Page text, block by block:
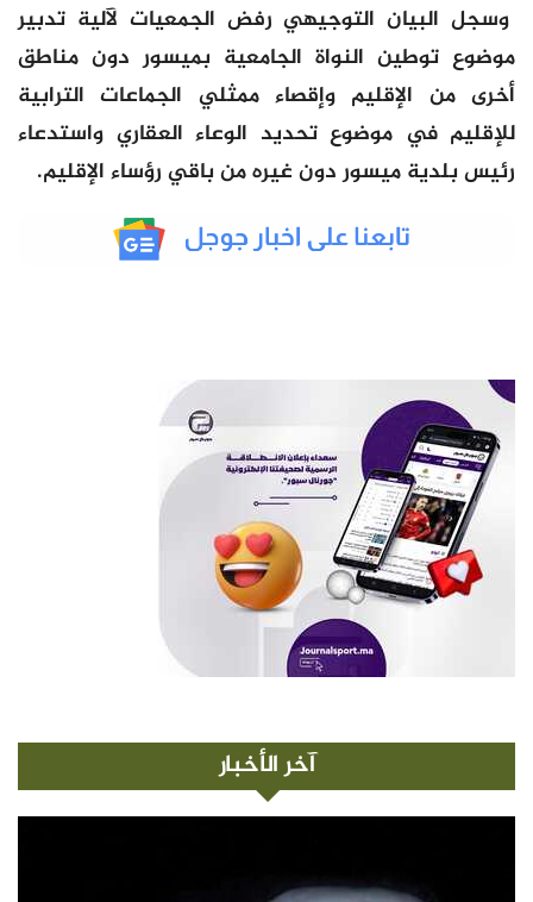
وسجل البيان التوجيهي رفض الجمعيات لآلية تدبير
موضوع توطين النواة الجامعية بميسور دون مناطق
أخرى من الإقليم وإقصاء ممثلي الجماعات الترابية
للإقليم في موضوع تحديد الوعاء العقاري واستدعاء
رئيس بلدية ميسور دون غيره من باقي رؤساء الإقليم.
آخر الأخبار